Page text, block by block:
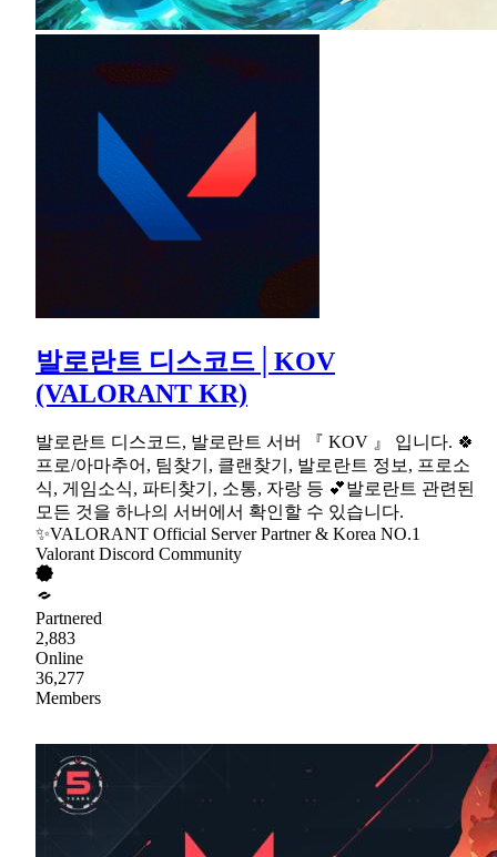
발로란트 디스코드│KOV
(VALORANT KR)
발로란트 디스코드, 발로란트 서버 『 KOV 』 입니다. 🍀
프로/아마추어, 팀찾기, 클랜찾기, 발로란트 정보, 프로소
식, 게임소식, 파티찾기, 소통, 자랑 등 💕발로란트 관련된
모든 것을 하나의 서버에서 확인할 수 있습니다.
✨VALORANT Official Server Partner & Korea NO.1
Valorant Discord Community
Partnered
2,883
Online
36,277
Members